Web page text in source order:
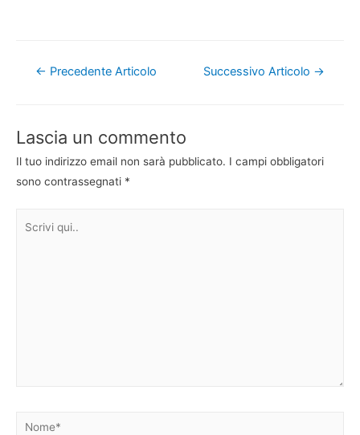
Navigazione
← Precedente Articolo Successivo Articolo →
Lascia un commento
Il tuo indirizzo email non sarà pubblicato. I campi obbligatori
sono contrassegnati *
Nome*